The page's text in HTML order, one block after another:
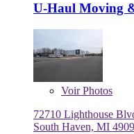
U-Haul Moving
VoirPhotos
72710 Lighthouse
South Haven, MI